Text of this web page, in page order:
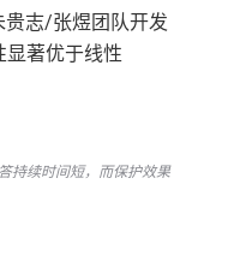
贵志/张煜团队开发
显著优于线性
持续时间短，而保护效果